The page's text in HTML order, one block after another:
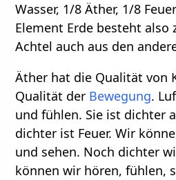
Wasser, 1/8 Äther, 1/8
Element Erde besteht also
Achtel auch aus den
Äther hat die Qualität von
Qualität der Bewegung.
und fühlen. Sie ist dichter
dichter ist Feuer. Wir
und sehen. Noch dichter
können wir hören, fühlen,